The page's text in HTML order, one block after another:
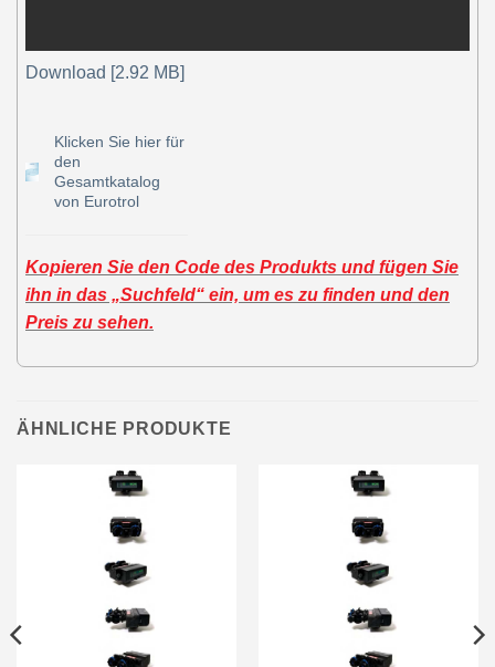
Download [2.92 MB]
Klicken Sie hier für
den
Gesamtkatalog
von Eurotrol
Kopieren Sie den Code des Produkts und fügen Sie
ihn in das „Suchfeld“ ein, um es zu finden und den
Preis zu sehen.
ÄHNLICHE PRODUKTE